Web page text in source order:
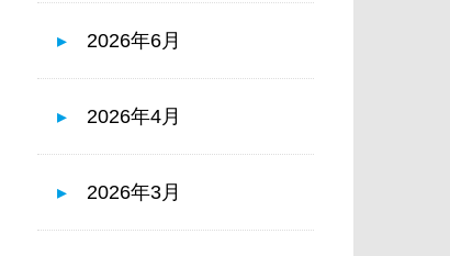
2026年6月
2026年4月
2026年3月